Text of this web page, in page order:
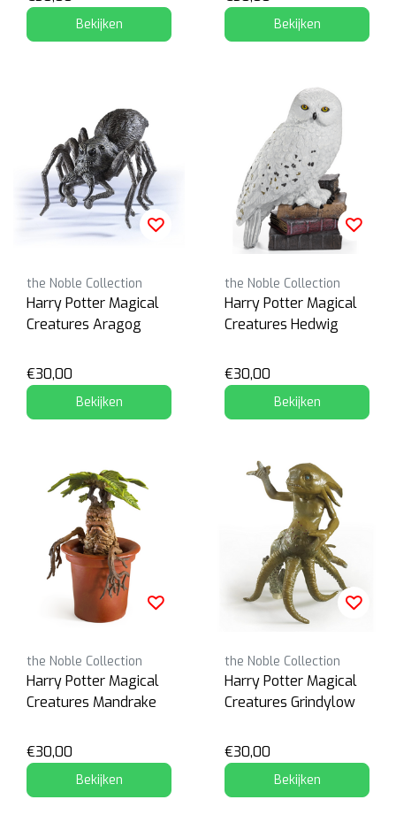
Bekijken Bekijken
the Noble Collection
Harry Potter Magical
Creatures Aragog
€30,00
Bekijken
the Noble Collection
Harry Potter Magical
Creatures Hedwig
€30,00
Bekijken
the Noble Collection
Harry Potter Magical
Creatures Mandrake
€30,00
Bekijken
the Noble Collection
Harry Potter Magical
Creatures Grindylow
€30,00
Bekijken